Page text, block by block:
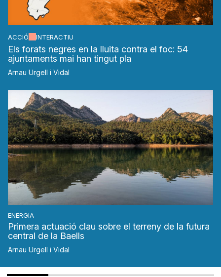
ACCIÓ INTERACTIU
Els forats negres en la lluita contra el foc: 54
ajuntaments mai han tingut pla
Arnau Urgell i Vidal
ENERGIA
Primera actuació clau sobre el terreny de la futura
central de la Baells
Arnau Urgell i Vidal